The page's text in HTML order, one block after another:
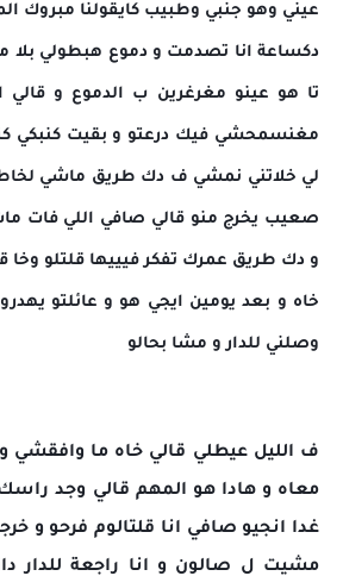
عيني وهو جنبي وطبيب كايقولنا مبروك
دكساعة انا تصدمت و دموع هبطولي
تا هو عينو مغرغرين ب الدموع و قالي
مغنسمحشي فيك درعتو و بقيت كنبكي
لي خلاتني نمشي ف دك طريق ماشي
صعيب يخرج منو قالي صافي اللي فات
و دك طريق عمرك تفكر فيييها قلتلو وخا
خاه و بعد يومين ايجي هو و عائلتو
وصلني للدار و مشا بحالو
ف الليل عيطلي قالي خاه ما وافقشي
معاه و هادا هو المهم قالي وجد راسك
غدا انجيو صافي انا قلتالوم فرحو و
مشيت ل صالون و انا راجعة للدار